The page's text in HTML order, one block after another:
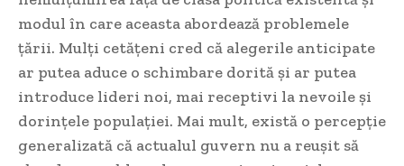
modul în care aceasta abordează problemele
țării. Mulți cetățeni cred că alegerile anticipate
ar putea aduce o schimbare dorită și ar putea
introduce lideri noi, mai receptivi la nevoile și
dorințele populației. Mai mult, există o percepție
generalizată că actualul guvern nu a reușit să